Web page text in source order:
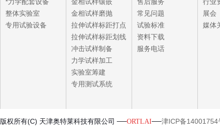
整体实验室
专用试验设备
金相试样磨抛
拉伸试样标距打点
拉伸试样标距划线
冲击试样制备
力学试样加工
实验室筹建
专用测试系统
常见问题
试验标准
资料下载
服务电话
展会
媒体
版权所有(C) 天津奥特莱科技有限公司 ──ORTLAI──津ICP备14001754